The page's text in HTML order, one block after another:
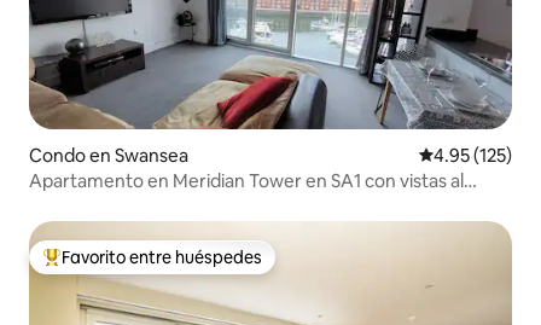
Condo en Swansea Calificación
4.95 (125)
Apartamento en Meridian Tower en SA1 con vistas al
Favorito entre huéspedes preferido
Favorito entre huéspedes